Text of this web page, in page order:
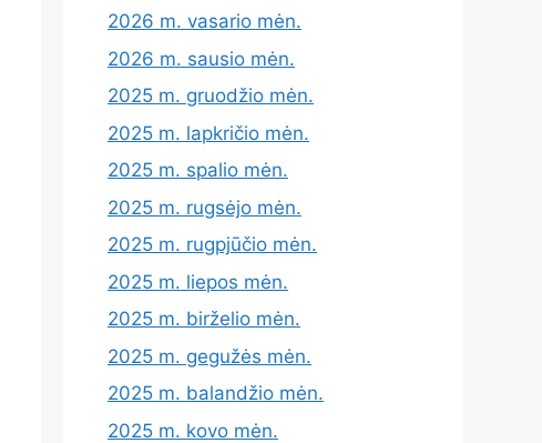
2026 m. vasario mėn.
2026 m. sausio mėn.
2025 m. gruodžio mėn.
2025 m. lapkričio mėn.
2025 m. spalio mėn.
2025 m. rugsėjo mėn.
2025 m. rugpjūčio mėn.
2025 m. liepos mėn.
2025 m. birželio mėn.
2025 m. gegužės mėn.
2025 m. balandžio mėn.
2025 m. kovo mėn.